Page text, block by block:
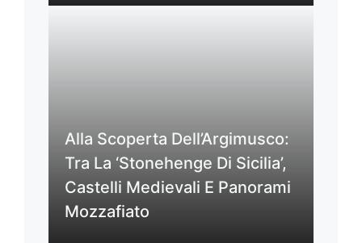
Alla Scoperta Dell’Argimusco:
Tra La ‘Stonehenge Di Sicilia’,
Castelli Medievali E Panorami
Mozzafiato